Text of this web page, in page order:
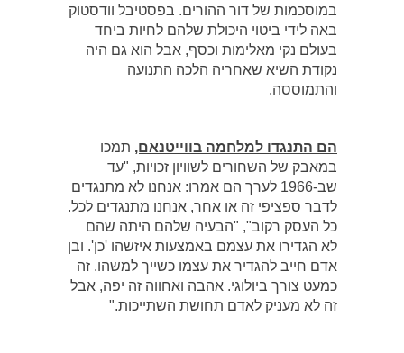
במוסכמות של דור ההורים. בפסטיבל וודסטוק
באה לידי ביטוי היכולת שלהם לחיות ביחד
בעולם נקי מאלימות וכסף, אבל הוא גם היה
נקודת השיא שאחריה הלכה התנועה
והתמוססה.
הם התנגדו למלחמה בווייטנאם, תמכו
במאבק של השחורים לשוויון זכויות, "עד
שב-1966 לערך הם אמרו: אנחנו לא מתנגדים
לדבר ספציפי זה או אחר, אנחנו מתנגדים לכל.
כל העסק רקוב", "הבעיה שלהם היתה שהם
לא הגדירו את עצמם באמצעות איזשהו 'כן'. ובן
אדם חייב להגדיר את עצמו כשייך למשהו. זה
כמעט צורך ביולוגי. אהבה ואחווה זה יפה, אבל
זה לא מעניק לאדם תחושת השתייכות."